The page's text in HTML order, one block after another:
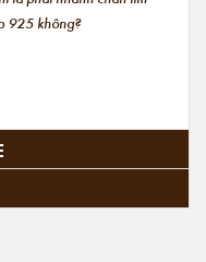
925 không?